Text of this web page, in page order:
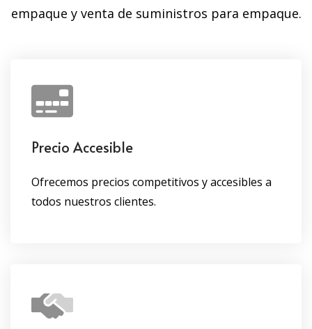
empaque y venta de suministros para empaque.
Precio Accesible
Ofrecemos precios competitivos y accesibles a
todos nuestros clientes.